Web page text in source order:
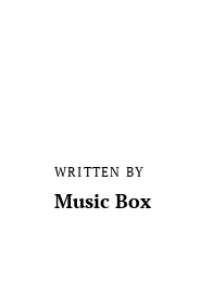
WRITTEN BY
Music Box